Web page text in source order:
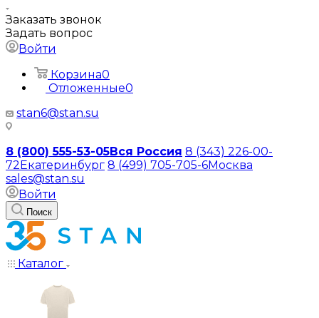
Заказать звонок
Задать вопрос
Войти
Корзина0
Отложенные0
stan6@stan.su
8 (800) 555-53-05Вся Россия 8 (343) 226-00-
72Екатеринбург 8 (499) 705-705-6Москва
sales@stan.su
Войти
Поиск
Каталог